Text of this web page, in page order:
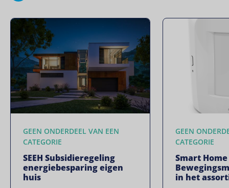
GEEN ONDERDEEL VAN EEN
CATEGORIE
SEEH Subsidieregeling
energiebesparing eigen
huis
GEEN
CATEGORIE
Smart Home
in het